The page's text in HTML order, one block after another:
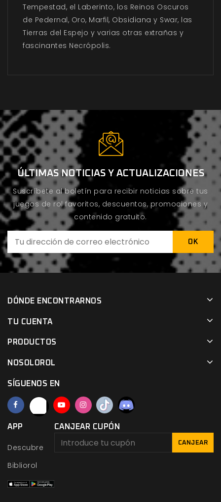
Tempestad, el Laberinto, los Reinos Oscuros
de Pedernal, Oro, Marfil, Obsidiana y Swar, las
Tierras del Espejo y varias otras extrañas y
fascinantes Necrópolis.
ÚLTIMAS NOTICIAS Y ACTUALIZACIONES
Suscríbete al boletín para recibir noticias sobre tus
juegos de rol favoritos, descuentos, promociones y
contenido gratuito.
DÓNDE ENCONTRARNOS
TU CUENTA
PRODUCTOS
NOSOLOROL
SÍGUENOS EN
APP
Descubre
Bibliorol
CANJEAR CUPÓN
CANJEAR